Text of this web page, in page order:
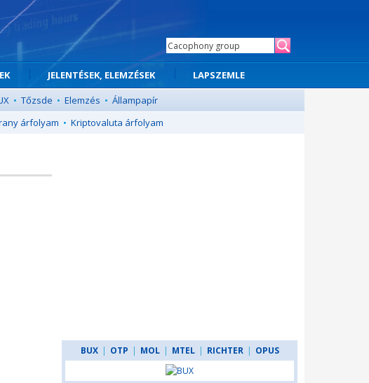
JELENTÉSEK, ELEMZÉSEK
LAPSZEMLE
• Tőzsde • Elemzés • Állampapír
árfolyam • Kriptovaluta árfolyam
BUX | OTP | MOL | MTEL | RICHTER | OPUS